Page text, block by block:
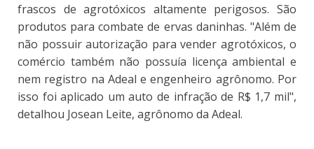
frascos de agrotóxicos altamente perigosos. São
produtos para combate de ervas daninhas. "Além de
não possuir autorização para vender agrotóxicos, o
comércio também não possuía licença ambiental e
nem registro na Adeal e engenheiro agrônomo. Por
isso foi aplicado um auto de infração de R$ 1,7 mil",
detalhou Josean Leite, agrônomo da Adeal.